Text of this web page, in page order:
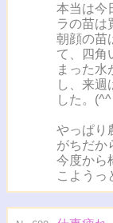
本当は今
ラの苗は
朝顔の苗
て、四角
まった水
し、来
した。(^^
やっぱり
がちだか
今度から
こようっ